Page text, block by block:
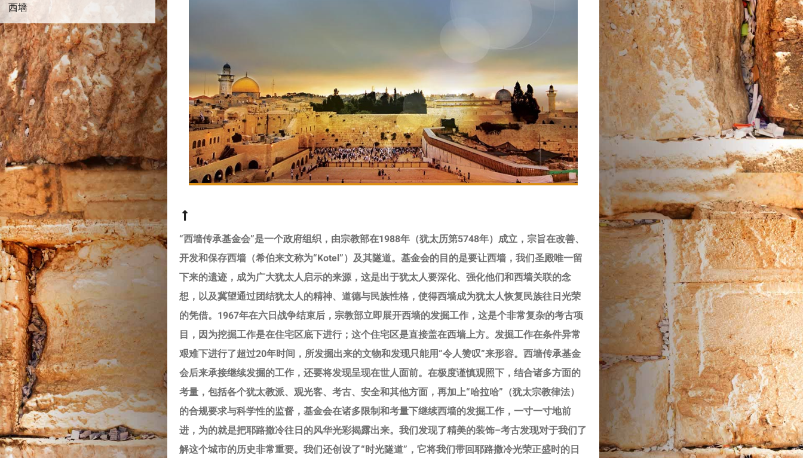
西墙
“西墙传承基金会”是一个政府组织，由宗教部在1988年（犹太历第5748年）成立，宗旨在改善、
开发和保存西墙（希伯来文称为“Kotel”）及其隧道。基金会的目的是要让西墙，我们圣殿唯一留
下来的遗迹，成为广大犹太人启示的来源，这是出于犹太人要深化、强化他们和西墙关联的念
想，以及冀望通过团结犹太人的精神、道德与民族性格，使得西墙成为犹太人恢复民族往日光荣
的凭借。1967年在六日战争结束后，宗教部立即展开西墙的发掘工作，这是个非常复杂的考古项
目，因为挖掘工作是在住宅区底下进行；这个住宅区是直接盖在西墙上方。发掘工作在条件异常
艰难下进行了超过20年时间，所发掘出来的文物和发现只能用“令人赞叹”来形容。西墙传承基金
会后来承接继续发掘的工作，还要将发现呈现在世人面前。在极度谨慎观照下，结合诸多方面的
考量，包括各个犹太教派、观光客、考古、安全和其他方面，再加上“哈拉哈”（犹太宗教律法）
的合规要求与科学性的监督，基金会在诸多限制和考量下继续西墙的发掘工作，一寸一寸地前
进，为的就是把耶路撒冷往日的风华光彩揭露出来。我们发现了精美的装饰–考古发现对于我们了
解这个城市的历史非常重要。我们还创设了“时光隧道”，它将我们带回耶路撒冷光荣正盛时的日